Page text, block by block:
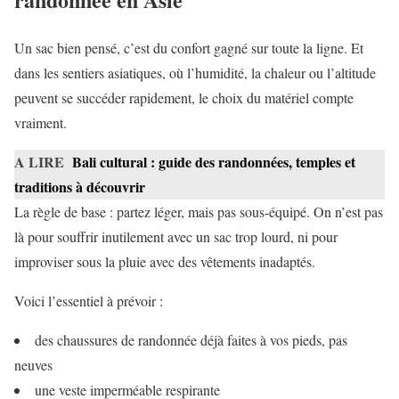
Un sac bien pensé, c’est du confort gagné sur toute la ligne. Et
dans les sentiers asiatiques, où l’humidité, la chaleur ou l’altitude
peuvent se succéder rapidement, le choix du matériel compte
vraiment.
A LIRE Bali cultural : guide des randonnées, temples et
traditions à découvrir
La règle de base : partez léger, mais pas sous-équipé. On n’est pas
là pour souffrir inutilement avec un sac trop lourd, ni pour
improviser sous la pluie avec des vêtements inadaptés.
Voici l’essentiel à prévoir :
des chaussures de randonnée déjà faites à vos pieds, pas
neuves
une veste imperméable respirante